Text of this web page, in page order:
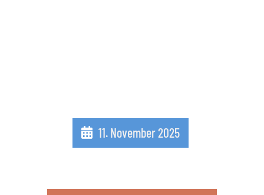
11. November 2025